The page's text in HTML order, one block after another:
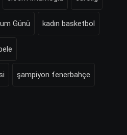
Günü kadın basketbol
şampiyon fenerbahçe